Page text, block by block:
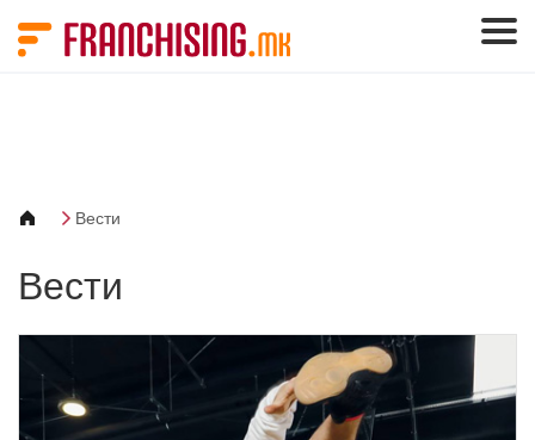
Вести
Вести